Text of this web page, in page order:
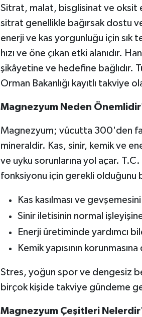
Sitrat, malat, bisglisinat ve oksit
sitrat genellikle bağırsak dostu
enerji ve kas yorgunluğu için sık
hızı ve öne çıkan etki alanıdır.
şikâyetine ve hedefine bağlıdır.
Orman Bakanlığı kayıtlı takviye
Magnezyum Neden
Magnezyum; vücutta 300'den
mineraldir. Kas, sinir, kemik ve
ve uyku sorunlarına yol açar. T.C.
fonksiyonu için gerekli olduğunu
Kas kasılması ve
Sinir iletisinin normal
Enerji üretiminde yardımcı
Kemik yapısının
Stres, yoğun spor ve dengesiz
birçok kişide takviye gündeme
Magnezyum Çeşitleri